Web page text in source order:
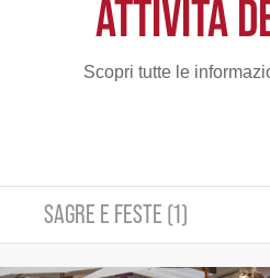
ATTIVITÀ
Scopri tutte le
SAGRE E FESTE (1)